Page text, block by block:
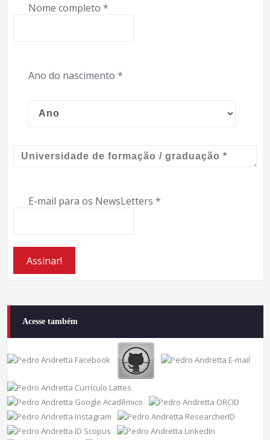
Nome completo *
Ano do nascimento *
E-mail para os NewsLetters *
Acesse também